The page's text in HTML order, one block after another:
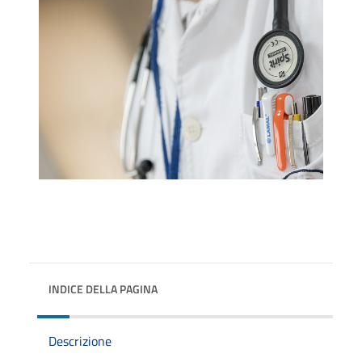
INDICE DELLA PAGINA
Descrizione